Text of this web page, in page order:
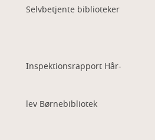
Selvbetjente biblioteker
Inspektionsrapport Hår-
lev Børnebibliotek